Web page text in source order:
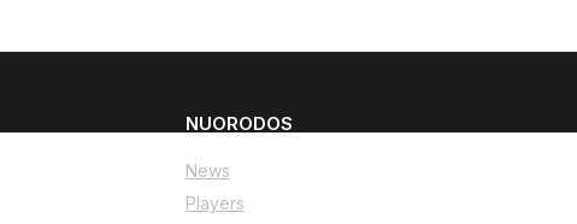
NUORODOS
News
Players